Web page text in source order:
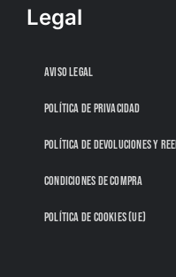
Legal
AVISO LEGAL
POLÍTICA DE PRIVACIDAD
POLÍTICA DE DEVOLUCIONES Y
CONDICIONES DE COMPRA
POLÍTICA DE COOKIES (UE)